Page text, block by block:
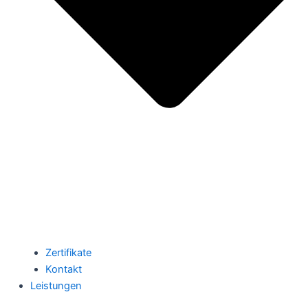
Zertifikate
Kontakt
Leistungen